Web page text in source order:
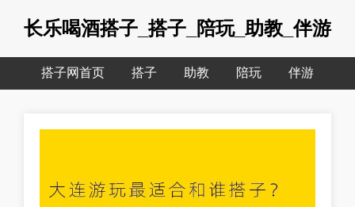
长乐喝酒搭子_搭子_陪玩_助教_伴游
搭子网首页 搭子 助教 陪玩 伴游